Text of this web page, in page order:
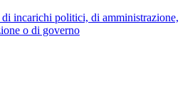
incarichi politici, di amministrazione,
o di governo